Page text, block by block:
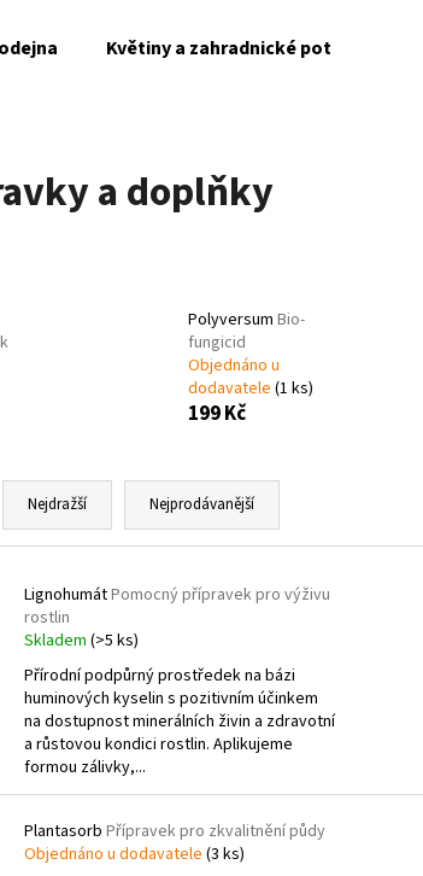
Květiny a zahradnické potřeby
a doplňky
Polyversum Bio-
fungicid
Objednáno u
dodavatele (1 ks)
199 Kč
Nejdražší Nejprodávanější
LignohumátPomocný přípravek pro výživu
rostlin
Skladem (>5 ks)
Přírodní podpůrný prostředek na bázi
huminových kyselin s pozitivním účinkem
na dostupnost minerálních živin a zdravotní
a růstovou kondici rostlin. Aplikujeme
formou zálivky,...
Plantasorb Přípravek pro zkvalitnění půdy
Objednáno u dodavatele (3 ks)
CHARM HEMEROCALLIS X BAKABANADENIVKA
143 Kč